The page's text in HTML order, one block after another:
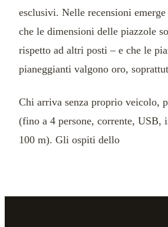
esclusivi. Nelle recensioni
che le dimensioni delle piazzole
rispetto ad altri posti – e che le
pianeggianti valgono oro,
Chi arriva senza proprio veicolo,
(fino a 4 persone, corrente, USB,
100 m). Gli ospiti dello